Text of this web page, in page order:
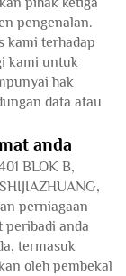
pengenalan.
kami terhadap
kami untuk
hak
data atau
anda
BLOK B,
perniagaan
anda
termasuk
oleh pembekal